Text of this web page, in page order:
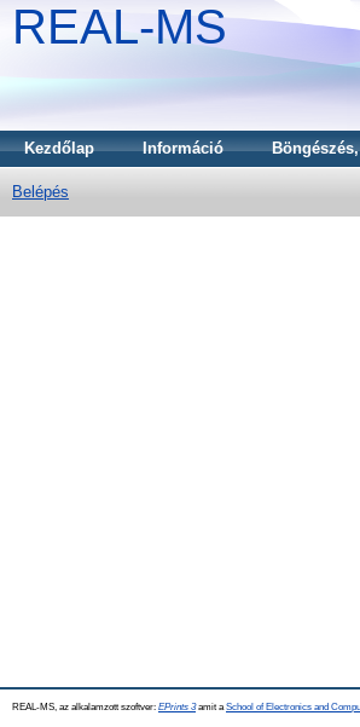
REAL-MS
Kezdőlap Információ
Belépés
REAL-MS, az alkalamzott szoftver: EPrints 3amit a School of Electronics and